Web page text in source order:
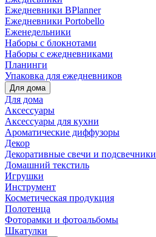
Ежедневники BPlanner
Ежедневники Portobello
Еженедельники
Наборы с блокнотами
Наборы с ежедневниками
Планинги
Упаковка для ежедневников
Для дома
Для дома
Аксессуары
Аксессуары для кухни
Ароматические диффузоры
Декор
Декоративные свечи и подсвечники
Домашний текстиль
Игрушки
Инструмент
Косметическая продукция
Полотенца
Фоторамки и фотоальбомы
Шкатулки